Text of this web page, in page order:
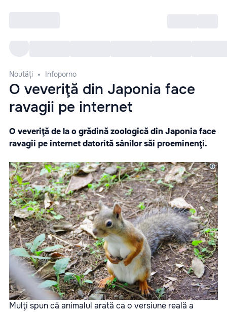
Noutăți Infoporno
O veveriţă din Japonia face
ravagii pe internet
O veveriţă de la o grădină zoologică din Japonia face
ravagii pe internet datorită sânilor săi proeminenţi.
Mulţi spun că animalul arată ca o versiune reală a